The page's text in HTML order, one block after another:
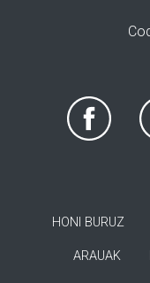
HONI BURUZ
ARAUAK